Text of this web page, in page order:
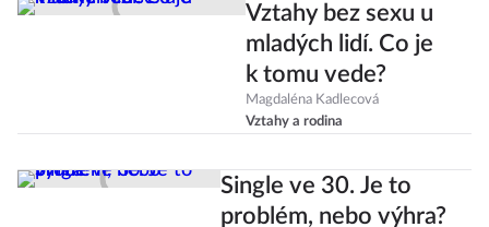
Vztahy bez sexu u
mladých lidí. Co je
k tomu vede?
Magdaléna Kadlecová
Vztahy a rodina
Single ve 30. Je to
problém, nebo výhra?